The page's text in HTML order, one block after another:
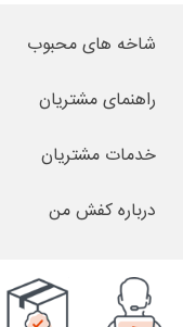
شاخه های محبوب
راهنمای مشتریان
خدمات مشتریان
درباره کفش من